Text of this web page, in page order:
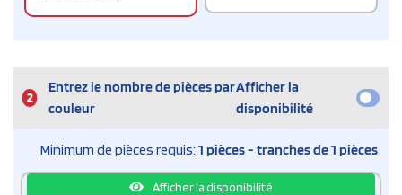
2
Entrez le nombre de pièces par
couleur
Afficher la
disponibilité
Minimum de pièces requis: 1 pièces - tranches de 1 pièces
Afficher la disponibilité